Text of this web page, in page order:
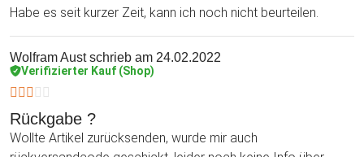
Habe es seit kurzer Zeit, kann ich noch nicht beurteilen.
Wolfram Austschrieb am 24.02.2022
Verifizierter Kauf (Shop)
Rückgabe ?
Wollte Artikel zurücksenden, wurde mir auch